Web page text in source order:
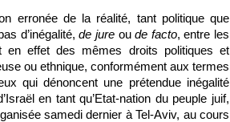
erronée de la réalité, tant politique que
d’inégalité, de jure ou de facto, entre les
en effet des mêmes droits politiques et
ou ethnique, conformément aux termes
qui dénoncent une prétendue inégalité
en tant qu’Etat-nation du peuple juif,
samedi dernier à Tel-Aviv, au cours